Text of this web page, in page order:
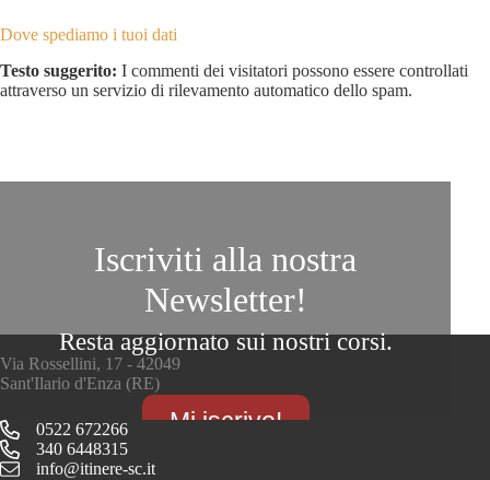
Dove spediamo i tuoi dati
Testo suggerito: I commenti dei visitatori possono essere controllati
attraverso un servizio di rilevamento automatico dello spam.
Iscriviti alla nostra
Newsletter!
Resta aggiornato sui nostri corsi.
Mi iscrivo!
Via Rossellini, 17 - 42049
Sant'Ilario d'Enza (RE)
0522 672266
340 6448315
info@itinere-sc.it